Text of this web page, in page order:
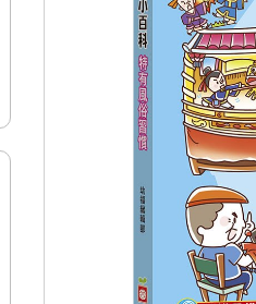
忍者兔百變磁力片【可
愛動物】
NT$795